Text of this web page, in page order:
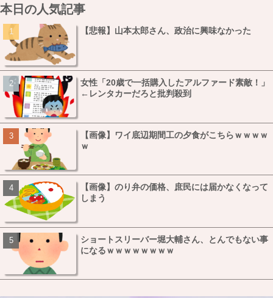
本日の人気記事
【悲報】山本太郎さん、政治に興味なかった
女性「20歳で一括購入したアルファード素敵！」
←レンタカーだろと批判殺到
【画像】ワイ底辺期間工の夕食がこちらｗｗｗｗ
ｗ
【画像】のり弁の価格、庶民には届かなくなって
しまう
ショートスリーバー堀大輔さん、とんでもない事
になるｗｗｗｗｗｗｗｗ